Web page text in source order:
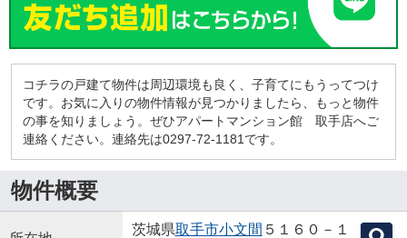
コチラの戸建て物件は周辺環境も良く、子育てにもうってつけ
です。お気に入りの物件情報が見つかりましたら、もっと物件
の事を知りましょう。ぜひアパートマンション館 取手店へご
連絡ください。連絡先は0297-72-1181です。
物件概要
茨城県取手市小文間 ５１６０－１